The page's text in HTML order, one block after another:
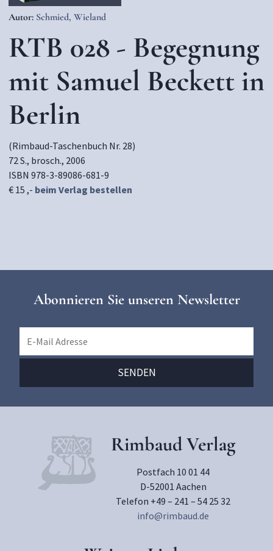
Autor: Schmied, Wieland
RTB 028 - Begegnung
mit Samuel Beckett in
Berlin
(Rimbaud-Taschenbuch Nr. 28)
72 S., brosch., 2006
ISBN 978-3-89086-681-9
€ 15 ,- beim Verlag bestellen
Abonnieren Sie unseren Newsletter
Rimbaud Verlag
Postfach 10 01 44
D-52001 Aachen
Telefon +49 – 241 – 54 25 32
info@rimbaud.de